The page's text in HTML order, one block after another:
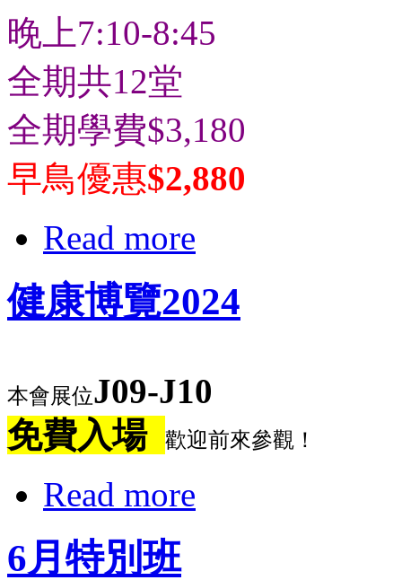
晚上7:10-8:45
全期共12堂
全期學費$3,180
早鳥優惠$2,880
Read more
健康博覽2024
本會展位J09-J10
免費入場
歡迎前來參觀！
Read more
6月特別班